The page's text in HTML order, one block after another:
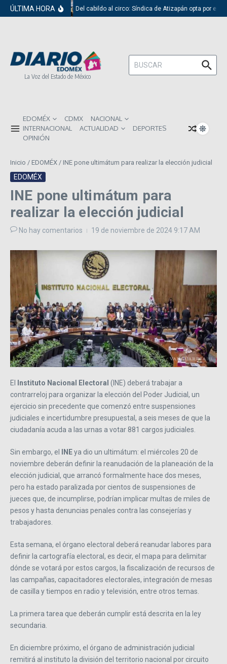
Saltar al contenido
ÚLTIMA HORA Del cabildo al circo: Síndica de Atizapán opta por el
La Voz del Estado de México
Buscar:
EDOMÉX CDMX
NACIONAL
INTERNACIONAL
ACTUALIDAD
DEPORTES
OPINIÓN
Inicio / EDOMÉX / INE pone ultimátum para realizar la elección judicial
EDOMÉX
INE pone ultimátum para
realizar la elección judicial
No hay comentarios 19 de noviembre de 2024 9:17 AM
El Instituto Nacional Electoral (INE) deberá trabajar a
contrarreloj para organizar la elección del Poder Judicial, un
ejercicio sin precedente que comenzó entre suspensiones
judiciales e incertidumbre presupuestal, a seis meses de que la
ciudadanía acuda a las urnas a votar 881 cargos judiciales.
Sin embargo, el INEya dio un ultimátum: el miércoles 20 de
noviembre deberán definir la reanudación de la planeación de la
elección judicial, que arrancó formalmente hace dos meses,
pero ha estado paralizada por cientos de suspensiones de
jueces que, de incumplirse, podrían implicar multas de miles de
pesos y hasta denuncias penales contra las consejerías y
trabajadores.
Esta semana, el órgano electoral deberá reanudar labores para
definir la cartografía electoral, es decir, el mapa para delimitar
dónde se votará por estos cargos, la fiscalización de recursos de
las campañas, capacitadores electorales, integración de mesas
de casilla y tiempos en radio y televisión, entre otros temas.
La primera tarea que deberán cumplir está descrita en la ley
secundaria.
En diciembre próximo, el órgano de administración judicial
remitirá al instituto la división del territorio nacional por circuito